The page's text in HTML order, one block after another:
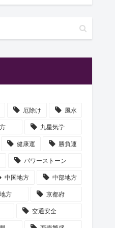
厄除け 風水
九星気学
健康運 勝負運
パワーストーン
中国地方 中部地方
方 京都府
交通安全